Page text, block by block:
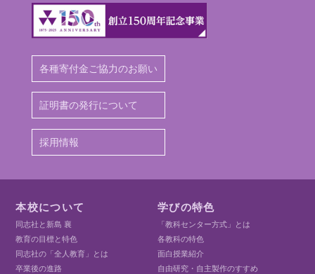
各種寄付金ご協力のお願い
証明書の発行について
採用情報
本校について
同志社と新島 襄
教育の目標と特色
同志社の「全人教育」とは
卒業後の進路
学びの特色
「教科センター方式」とは
各教科の特色
面白授業紹介
自由研究・自主製作のすすめ